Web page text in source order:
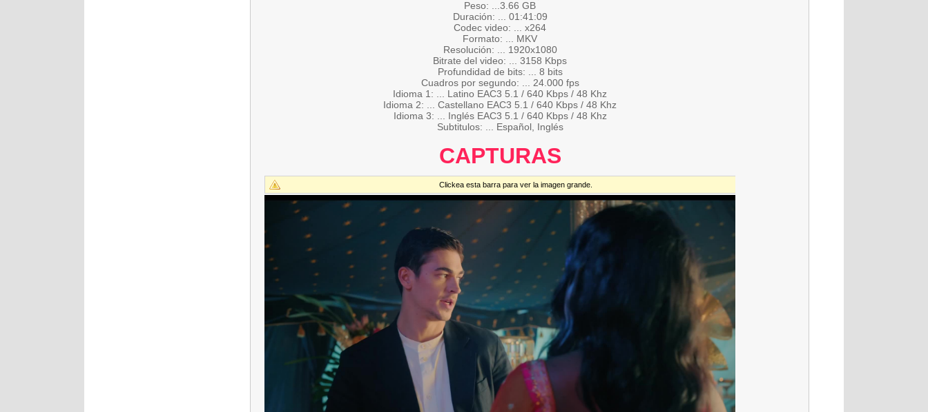
Peso: ...3.66 GB
Duración: ... 01:41:09
Codec video: ... x264
Formato: ... MKV
Resolución: ... 1920x1080
Bitrate del video: ... 3158 Kbps
Profundidad de bits: ... 8 bits
Cuadros por segundo: ... 24.000 fps
Idioma 1: ... Latino EAC3 5.1 / 640 Kbps / 48 Khz
Idioma 2: ... Castellano EAC3 5.1 / 640 Kbps / 48 Khz
Idioma 3: ... Inglés EAC3 5.1 / 640 Kbps / 48 Khz
Subtitulos: ... Español, Inglés
CAPTURAS
Clickea esta barra para ver la imagen grande.